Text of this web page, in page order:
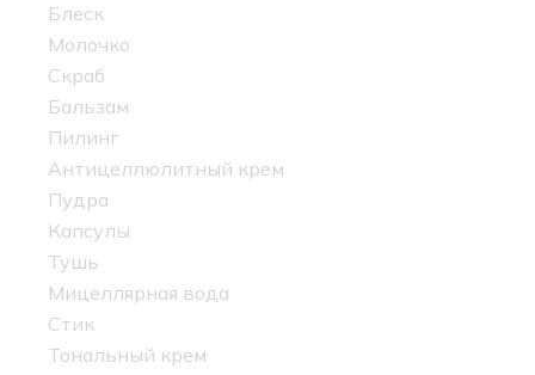
Блеск
Молочко
Скраб
Бальзам
Пилинг
Антицеллюлитный крем
Пудра
Капсулы
Тушь
Мицеллярная вода
Стик
Тональный крем